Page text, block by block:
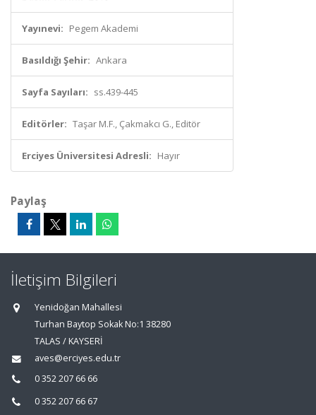
Yayınevi: Pegem Akademi
Basıldığı Şehir: Ankara
Sayfa Sayıları: ss.439-445
Editörler: Taşar M.F., Çakmakcı G., Editör
Erciyes Üniversitesi Adresli: Hayır
Paylaş
İletişim Bilgileri
Yenidoğan Mahallesi
Turhan Baytop Sokak No:1 38280
TALAS / KAYSERİ
aves@erciyes.edu.tr
0 352 207 66 66
0 352 207 66 67